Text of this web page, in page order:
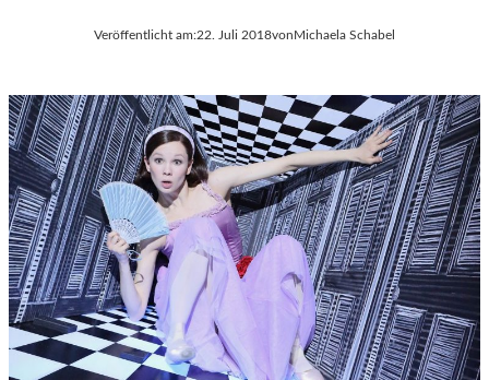
Veröffentlicht am:22. Juli 2018von Michaela Schabel